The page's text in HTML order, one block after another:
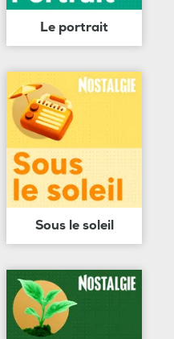
Le portrait
Sous le soleil